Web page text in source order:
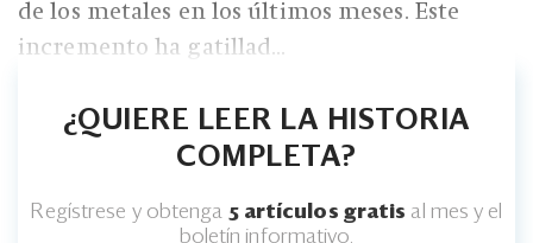
de los metales en los últimos meses. Este
incremento ha gatillad...
¿QUIERE LEER LA HISTORIA
COMPLETA?
Regístrese y obtenga 5 artículos gratis al mes y el
boletín informativo.